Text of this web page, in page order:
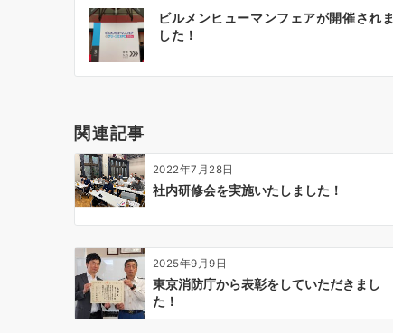
シ
ョ
ン
ビルメンヒューマンフェアが開催されま
した！
関連記事
2022年7月28日
社内研修会を実施いたしました！
2025年9月9日
東京消防庁から表彰をしていただきまし
た！